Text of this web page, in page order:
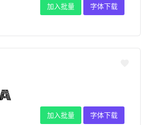
加入批量 字体下载
加入批量 字体下载